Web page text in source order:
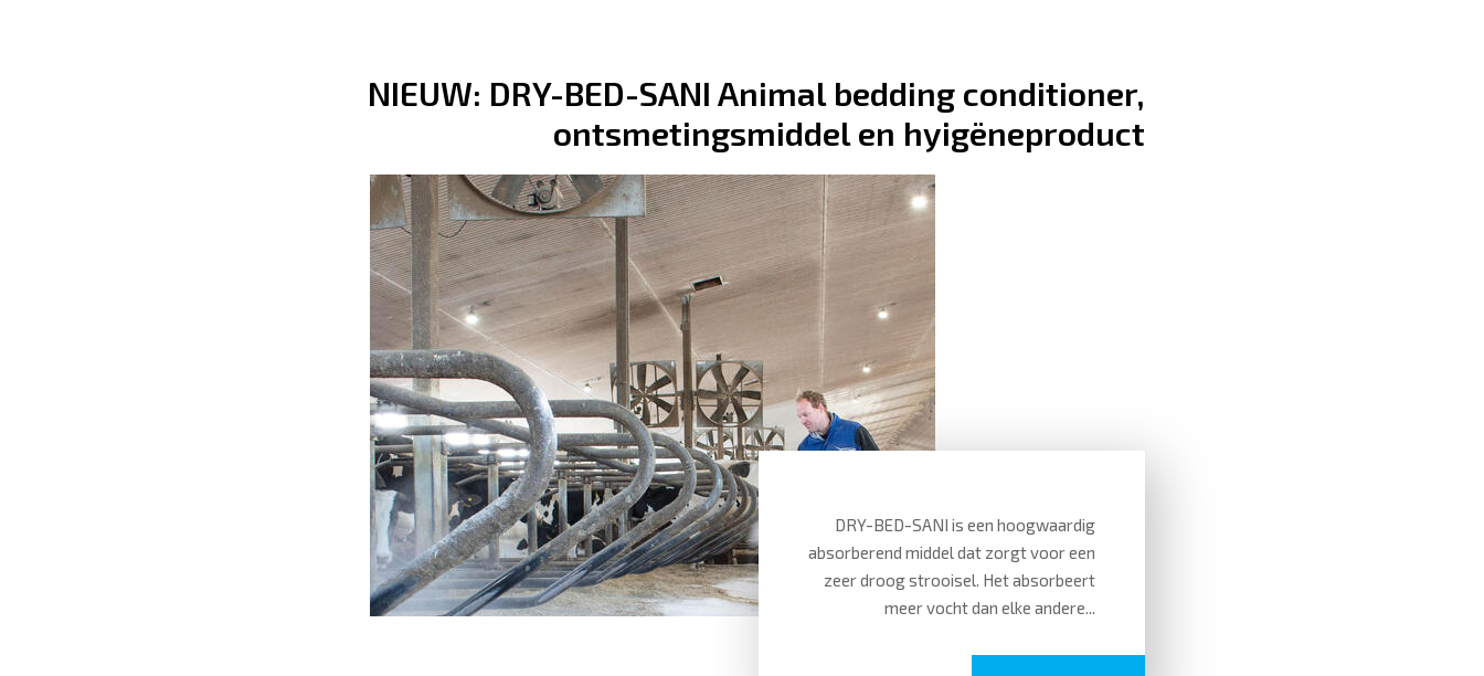
NIEUW: DRY-BED-SANI Animal bedding conditioner,
ontsmetingsmiddel en hyigëneproduct
DRY-BED-SANI is een hoogwaardig
absorberend middel dat zorgt voor een
zeer droog strooisel. Het absorbeert
meer vocht dan elke andere...